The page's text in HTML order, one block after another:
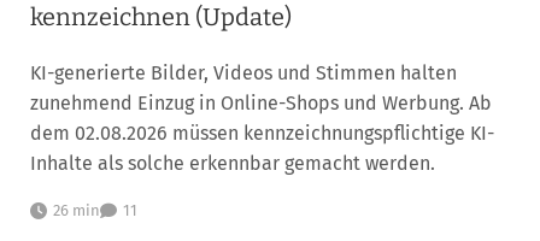
kennzeichnen (Update)
KI-generierte Bilder, Videos und Stimmen halten
zunehmend Einzug in Online-Shops und Werbung. Ab
dem 02.08.2026 müssen kennzeichnungspflichtige KI-
Inhalte als solche erkennbar gemacht werden.
26 min 11